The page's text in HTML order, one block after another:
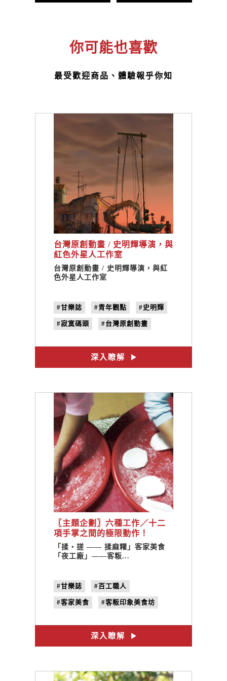
你可能也喜歡
最受歡迎商品、體驗報乎你知
台灣原創動畫 / 史明輝導演，與
紅色外星人工作室
台灣原創動畫 / 史明輝導演，與紅
色外星人工作室
#甘樂誌 #青年觀點 #史明輝
#寂寞碼頭 #台灣原創動畫
#馬桶共和國 #飛越藍調
深入瞭解
〖主題企劃〗六種工作／十二
項手掌之間的極限動作！
「揉・搓 —— 揉麻糬」客家美
食「夜工廠」——客粄印象美
「揉・搓 —— 揉麻糬」客家美食
「夜工廠」——客粄...
#甘樂誌 #百工職人
#客家美食 #客粄印象美食坊
深入瞭解